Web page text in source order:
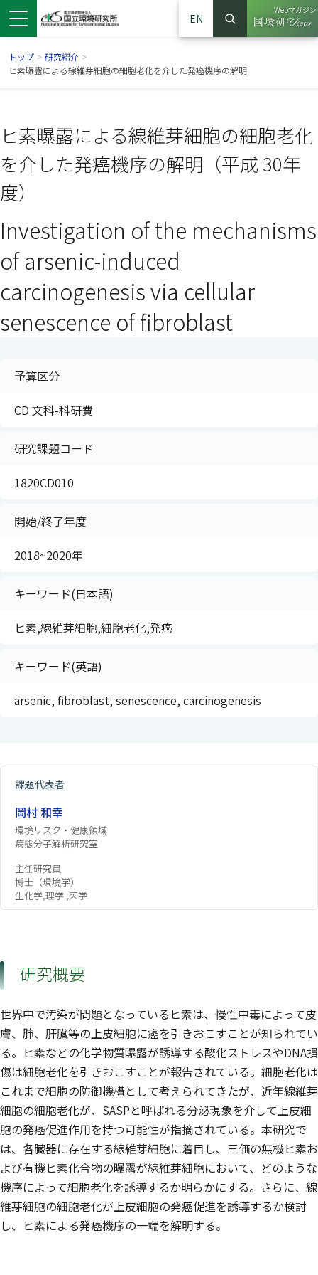
ウで開きます）
ンドウで開きます）
ウインドウで開きます）
EN
サイト内検索
検索
Webマガジン
（別ウイ
トップ > 研究紹介 >
ヒ素曝露による線維芽細胞の細胞老化を介した発癌機序の解明
ヒ素曝露による線維芽細胞の細胞老化
を介した発癌機序の解明（平成 30年
度）
Investigation of the mechanisms
of arsenic-induced
carcinogenesis via cellular
senescence of fibroblast
予算区分
CD 文科-科研費
研究課題コード
1820CD010
開始/終了年度
2018~2020年
キーワード(日本語)
ヒ素,線維芽細胞,細胞老化,発癌
キーワード(英語)
arsenic, fibroblast, senescence, carcinogenesis
課題代表者
岡村 和幸
環境リスク・健康領域
病態分子解析研究室
主任研究員
博士（環境学）
生化学,理学 ,医学
研究概要
世界中で汚染が問題となっているヒ素は、慢性中毒によって皮
膚、肺、肝臓等の上皮細胞に癌を引きおこすことが知られてい
る。ヒ素などの化学物質曝露が誘導する酸化ストレスやDNA損
傷は細胞老化を引きおこすことが報告されている。細胞老化は
これまで細胞の防御機構として考えられてきたが、近年線維芽
細胞の細胞老化が、SASPと呼ばれる分泌現象を介して上皮細
胞の発癌促進作用を持つ可能性が指摘されている。本研究で
は、各臓器に存在する線維芽細胞に着目し、三価の無機ヒ素お
よび有機ヒ素化合物の曝露が線維芽細胞において、どのような
機序によって細胞老化を誘導するか明らかにする。さらに、線
維芽細胞の細胞老化が上皮細胞の発癌促進を誘導するか検討
し、ヒ素による発癌機序の一端を解明する。